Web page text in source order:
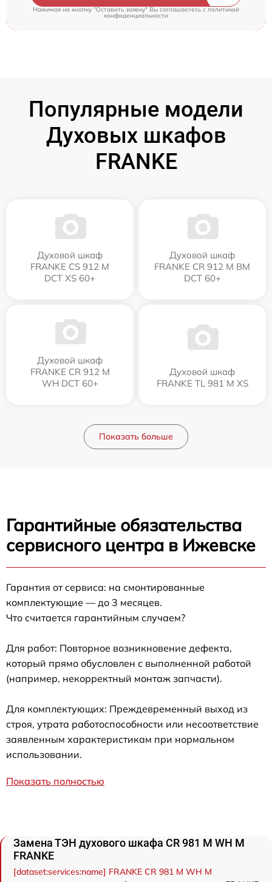
Нажимая на кнопку "Оставить заявку" Вы соглашаетесь cполитикой
конфиденциальности
Популярные модели
Духовых шкафов
FRANKE
Духовой шкаф
FRANKE CS 912 M
DCT XS 60+
Духовой шкаф
FRANKE CR 912 M BM
DCT 60+
Духовой шкаф
FRANKE CR 912 M
WH DCT 60+
Духовой шкаф
FRANKE TL 981 M XS
Показать больше
Гарантийные обязательства
сервисного центра в Ижевске
Гарантия от сервиса: на смонтированные
комплектующие — до 3 месяцев.
Что считается гарантийным случаем?
Для работ: Повторное возникновение дефекта,
который прямо обусловлен с выполненной работой
(например, некорректный монтаж запчасти).
Для комплектующих: Преждевременный выход из
строя, утрата работоспособности или несоответствие
заявленным характеристикам при нормальном
использовании.
Показать полностью
Замена ТЭН духового шкафа CR 981 M WH M
FRANKE
[dataset:services:name] FRANKE CR 981 M WH M